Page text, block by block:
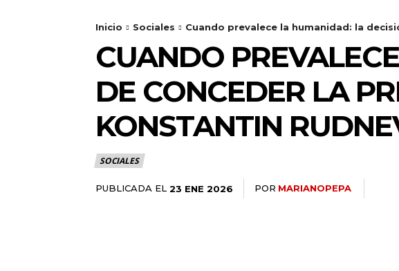
Inicio Sociales Cuando prevalece la humanidad: la
CUANDO
DE CONCEDER LA
KONSTANTIN
SOCIALES
PUBLICADA EL 23 ENE 2026 POR MARIANOPEPA